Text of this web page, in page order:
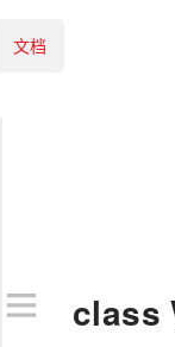
文档
class